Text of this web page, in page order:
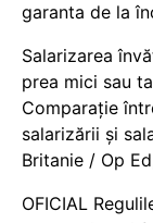
garanta de la
Salarizarea
prea mici sau
Comparație
salarizării și
Britanie / Op
OFICIAL